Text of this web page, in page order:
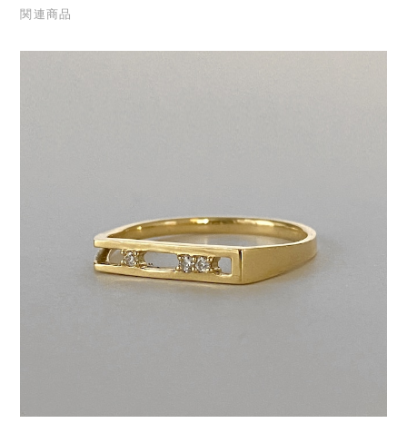
関連商品